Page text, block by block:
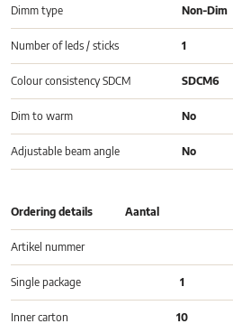
Dimm type Non-Dim
Number of leds / sticks 1
Colour consistency SDCM SDCM6
Dim to warm No
Adjustable beam angle No
Ordering details Aantal
Artikel nummer
Single package 1
Inner carton 10